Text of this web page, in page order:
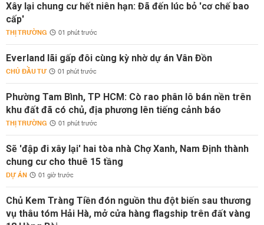
Xây lại chung cư hết niên hạn: Đã đến lúc bỏ 'cơ chế bao
cấp'
THỊ TRƯỜNG 01 phút trước
Everland lãi gấp đôi cùng kỳ nhờ dự án Vân Đồn
CHỦ ĐẦU TƯ 01 phút trước
Phường Tam Bình, TP HCM: Cò rao phân lô bán nền trên
khu đất đã có chủ, địa phương lên tiếng cảnh báo
THỊ TRƯỜNG 01 phút trước
Sẽ 'đập đi xây lại' hai tòa nhà Chợ Xanh, Nam Định thành
chung cư cho thuê 15 tầng
DỰ ÁN 01 giờ trước
Chủ Kem Tràng Tiền đón nguồn thu đột biến sau thương
vụ thâu tóm Hải Hà, mở cửa hàng flagship trên đất vàng